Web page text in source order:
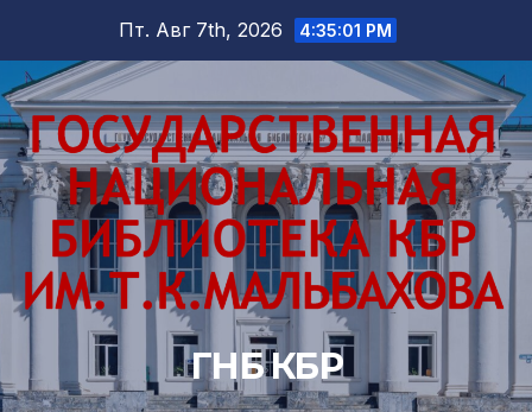
содержимому
Пт. Авг 7th, 2026 4:35:03 PM
ГНБ КБР